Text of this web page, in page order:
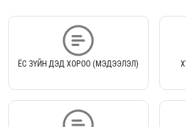
ЁС ЗҮЙН ДЭД ХОРОО (МЭДЭЭЛЭЛ)